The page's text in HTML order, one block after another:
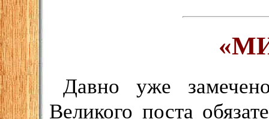
Давно уже
Великого поста